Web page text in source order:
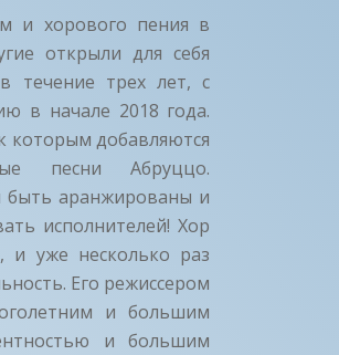
и хорового пения в
открыли для себя
течение трех лет, с
в начале 2018 года.
которым добавляются
песни Абруццо.
быть аранжированы и
исполнителей! Хор
и уже несколько раз
Его режиссером
и большим
и большим